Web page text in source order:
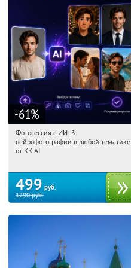
-61%
04:49:05
Россия
Фотосессия с ИИ: 3
нейрофотографии в любой тематике
от KK AI
499 руб.
1290руб.